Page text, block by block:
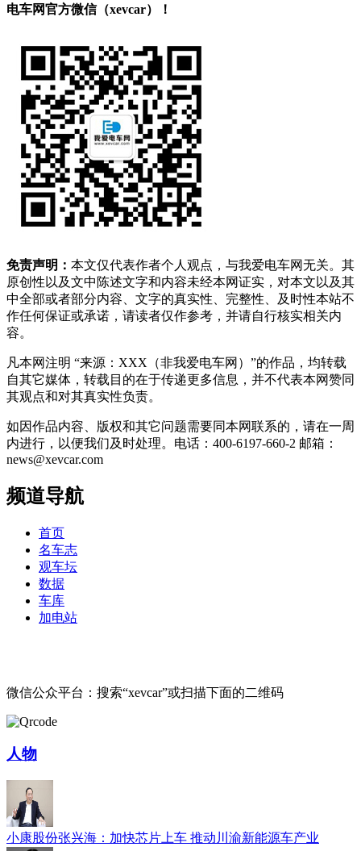
电车网官方微信（xevcar）！
免责声明： 本文仅代表作者个人观点，与我爱电车网无关。其
原创性以及文中陈述文字和内容未经本网证实，对本文以及其
中全部或者部分内容、文字的真实性、完整性、及时性本站不
作任何保证或承诺，请读者仅作参考，并请自行核实相关内
容。
凡本网注明 “来源：XXX（非我爱电车网）”的作品，均转载
自其它媒体，转载目的在于传递更多信息，并不代表本网赞同
其观点和对其真实性负责。
如因作品内容、版权和其它问题需要同本网联系的，请在一周
内进行，以便我们及时处理。电话：400-6197-660-2 邮箱：
news@xevcar.com
频道导航
首页
名车志
观车坛
数据
车库
加电站
微信公众平台：搜索“xevcar”或扫描下面的二维码
人物
小康股份张兴海：加快芯片上车 推动川渝新能源车产业